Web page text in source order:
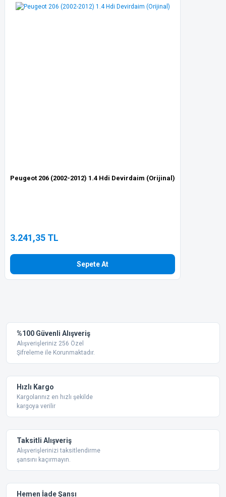
Ürün açıklamasında eksik bilgiler bulunuyor.
Peugeot 206 (2002-2012) 1.4 Hdi Devirdaim (Orijinal)
3.241,35 TL
Sepete At
%100 Güvenli Alışveriş
Alışverişleriniz 256 Özel
Şifreleme ile Korunmaktadır.
Hızlı Kargo
Kargolarınız en hızlı şekilde
kargoya verilir
Taksitli Alışveriş
Alışverişlerinizi taksitlendirme
şansını kaçırmayın.
Hemen İade Şansı